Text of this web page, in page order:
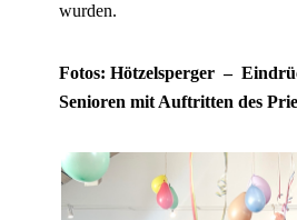
wurden.
Fotos: Hötzelsperger –
Senioren mit Auftritten des